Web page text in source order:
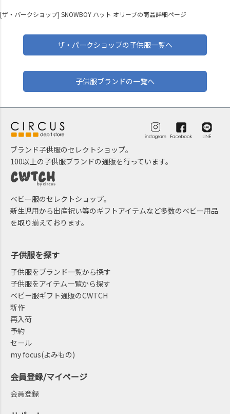
[ザ・パークショップ] SNOWBOY ハット オリーブの商品詳細ページ
ザ・パークショップの子供服一覧へ
子供服ブランドの一覧へ
ブランド子供服のセレクトショップ。
100以上の子供服ブランドの通販を行っています。
ベビー服のセレクトショップ。
新生児用から出産祝い等のギフトアイテムなど多数のベビー用品
を取り揃えております。
子供服を探す
子供服をブランド一覧から探す
子供服をアイテム一覧から探す
ベビー服ギフト通販のCWTCH
新作
再入荷
予約
セール
my focus(よみもの)
会員登録/マイページ
会員登録